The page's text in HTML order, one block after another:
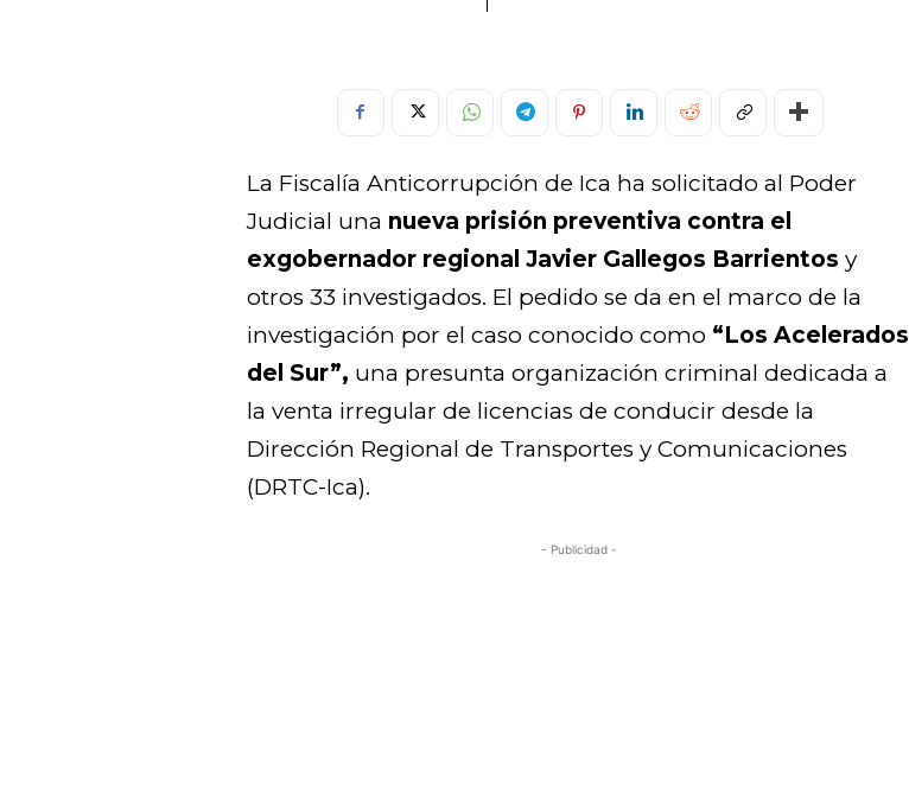
La Fiscalía Anticorrupción de Ica ha solicitado al Poder
Judicial una nueva prisión preventiva contra el
exgobernador regional Javier Gallegos Barrientos y
otros 33 investigados. El pedido se da en el marco de la
investigación por el caso conocido como “Los Acelerados
del Sur”, una presunta organización criminal dedicada a
la venta irregular de licencias de conducir desde la
Dirección Regional de Transportes y Comunicaciones
(DRTC-Ica).
- Publicidad -